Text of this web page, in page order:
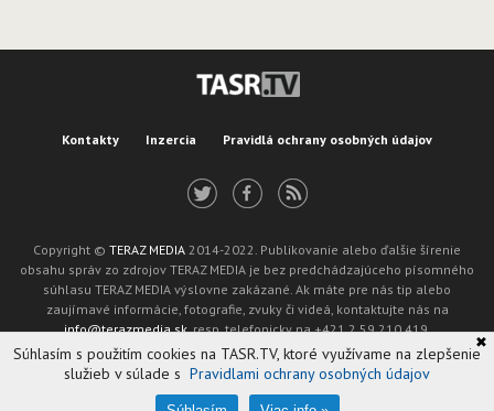
Kontakty Inzercia Pravidlá ochrany osobných údajov
Copyright © TERAZ MEDIA 2014-2022. Publikovanie alebo ďalšie šírenie
obsahu správ zo zdrojov TERAZ MEDIA je bez predchádzajúceho písomného
súhlasu TERAZ MEDIA výslovne zakázané. Ak máte pre nás tip alebo
zaujímavé informácie, fotografie, zvuky či videá, kontaktujte nás na
info@terazmedia.sk, resp. telefonicky na +421 2 59 210 419.
Žiadosť o zverejnenie opravy v zmysle zákona o publikáciách je možné zaslať
na adresu oprava@tasr.sk.
Súhlasím s použitím cookies na TASR.TV, ktoré využívame na zlepšenie
služieb v súlade s Pravidlami ochrany osobných údajov
✖